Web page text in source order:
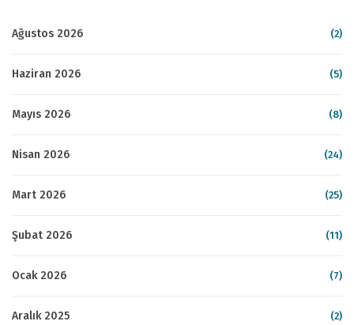
Ağustos 2026 (2)
Haziran 2026 (5)
Mayıs 2026 (8)
Nisan 2026 (24)
Mart 2026 (25)
Şubat 2026 (11)
Ocak 2026 (7)
Aralık 2025 (2)